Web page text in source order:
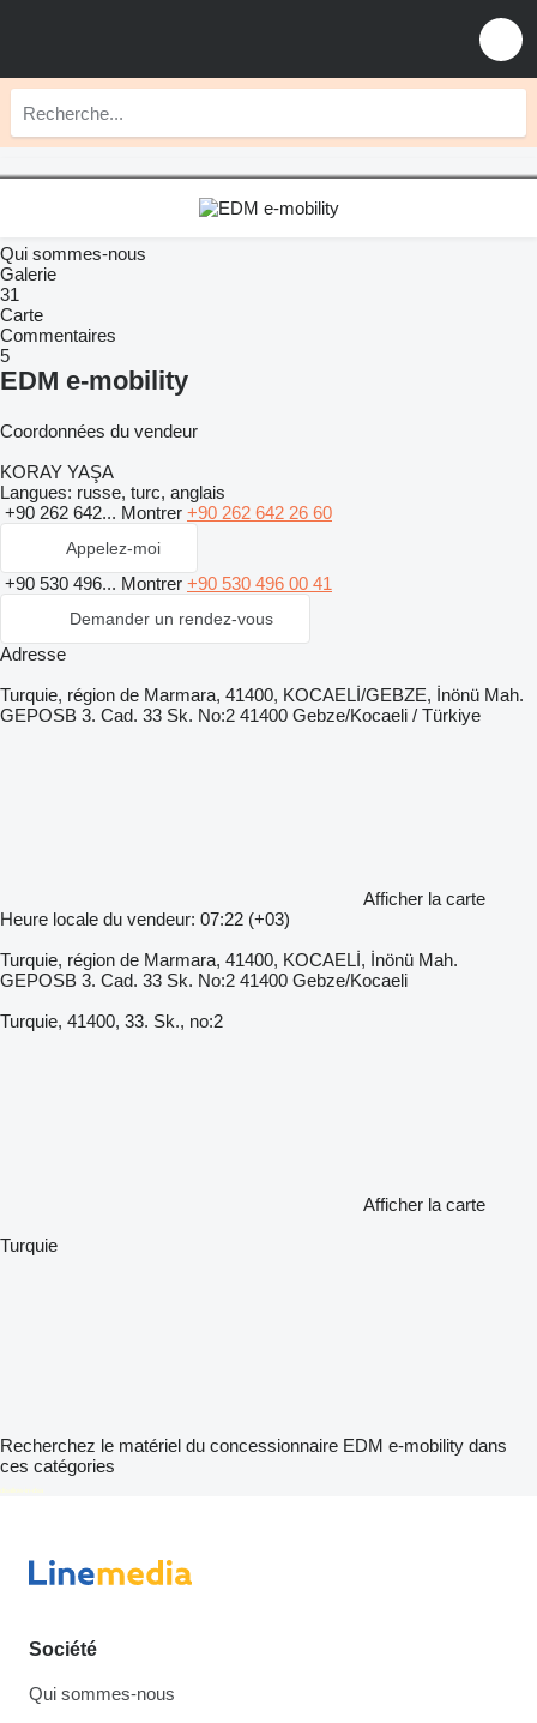
Qui sommes-nous
Galerie
31
Carte
Commentaires
5
EDM e-mobility
Coordonnées du vendeur
KORAY YAŞA
Langues: russe, turc, anglais
+90 262 642... Montrer +90 262 642 26 60
Appelez-moi
+90 530 496... Montrer +90 530 496 00 41
Demander un rendez-vous
Adresse
Turquie, région de Marmara, 41400, KOCAELİ/GEBZE, İnönü Mah.
GEPOSB 3. Cad. 33 Sk. No:2 41400 Gebze/Kocaeli / Türkiye
Afficher la carte
Heure locale du vendeur: 07:22 (+03)
Turquie, région de Marmara, 41400, KOCAELİ, İnönü Mah.
GEPOSB 3. Cad. 33 Sk. No:2 41400 Gebze/Kocaeli
Turquie, 41400, 33. Sk., no:2
Afficher la carte
Turquie
Recherchez le matériel du concessionnaire EDM e-mobility dans
ces catégories
disallow-in-dsa
Société
Qui sommes-nous